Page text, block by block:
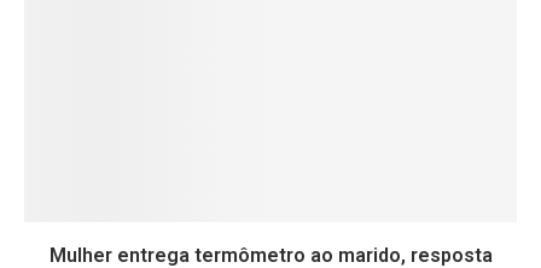
Mulher entrega termômetro ao marido, resposta